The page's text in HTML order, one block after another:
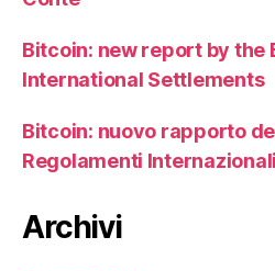
Bitcoin: new report by the
International Settlements
Bitcoin: nuovo rapporto
Regolamenti Internazionali
Archivi